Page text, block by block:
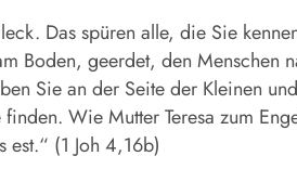
Das spüren alle, die Sie
Boden, geerdet, den
Sie an der Seite der Kleinen
Wie Mutter Teresa zum
(1 Joh 4,16b)